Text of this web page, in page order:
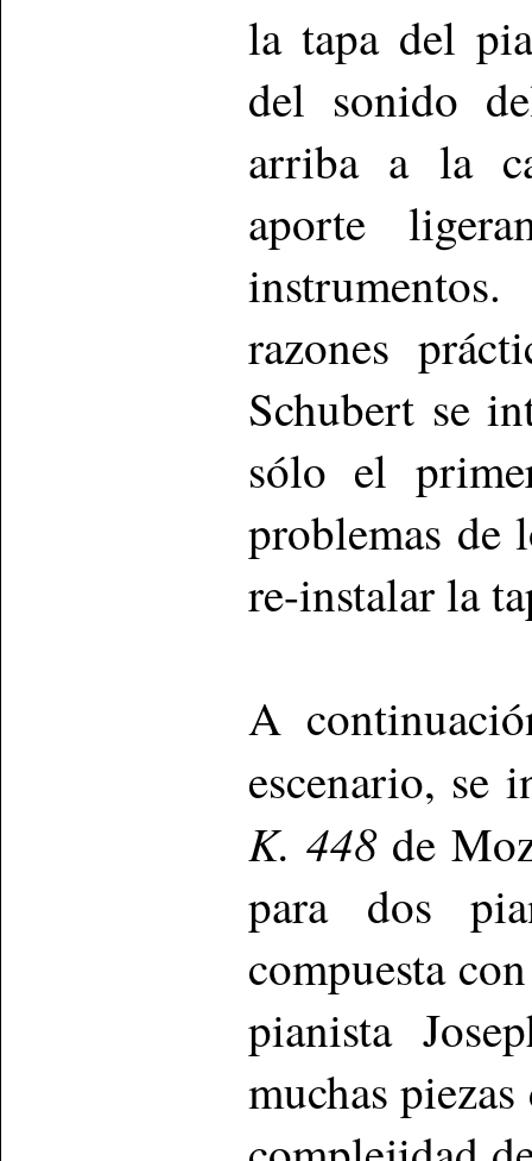
la tapa del
del sonido
arriba a la
aporte
razones
Schubert se
sólo el
problemas de
re-instalar la
A
escenario, se
K. 448de
para dos
compuesta
pianista
muchas